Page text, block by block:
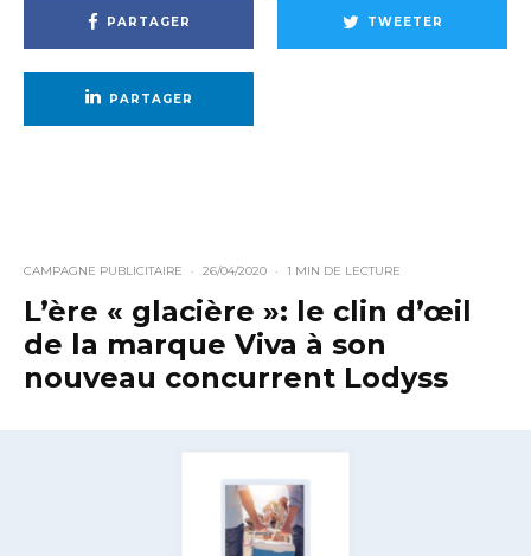
PARTAGER TWEETER
PARTAGER
CAMPAGNE PUBLICITAIRE · 26/04/2020 · 1 MIN DE LECTURE
L’ère « glacière »: le clin d’œil
de la marque Viva à son
nouveau concurrent Lodyss